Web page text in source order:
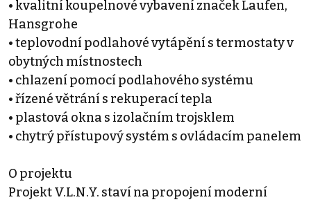
• kvalitní koupelnové vybavení značek Laufen,
Hansgrohe
• teplovodní podlahové vytápění s termostaty v
obytných místnostech
• chlazení pomocí podlahového systému
• řízené větrání s rekuperací tepla
• plastová okna s izolačním trojsklem
• chytrý přístupový systém s ovládacím panelem
O projektu
Projekt V.L.N.Y. staví na propojení moderní